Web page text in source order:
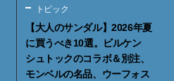
トピック
【大人のサンダル】2026年夏
に買うべき10選。ビルケン
シュトックのコラボ＆別注、
モンベルの名品、ウーフォス